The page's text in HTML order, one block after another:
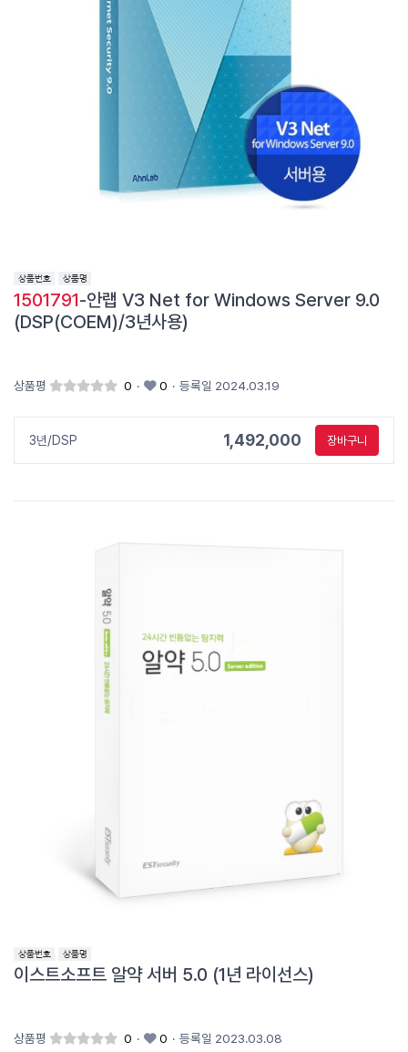
1501791-안랩 V3 Net for Windows Server 9.0
(DSP(COEM)/3년사용)
상품평 0 · 0 · 등록일 2024.03.19
3년/DSP 1,492,000 장바구니
이스트소프트 알약 서버 5.0 (1년 라이선스)
상품평 0 · 0 · 등록일 2023.03.08